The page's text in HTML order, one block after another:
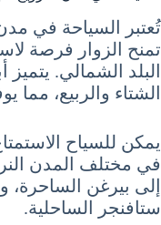
تُعتبر السياحة في
تمنح الزوار فرصة
البلد الشمالي. يتميز
الشتاء والربيع، مما
يمكن للسياح
في مختلف المدن
إلى بيرغن الساحرة،
ستافنجر الساحلية.